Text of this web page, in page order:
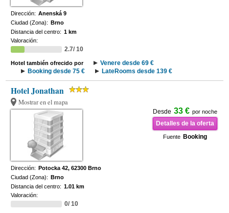
Dirección: Anenská 9
Ciudad (Zona): Brno
Distancia del centro: 1 km
Valoración:
2.7/ 10
Hotel también ofrecido por
Venere desde 69 €
Booking desde 75 €
LateRooms desde 139 €
Hotel Jonathan
Mostrar en el mapa
Desde 33 € por noche
Detalles de la oferta
Fuente Booking
Dirección: Potocka 42, 62300 Brno
Ciudad (Zona): Brno
Distancia del centro: 1.01 km
Valoración:
0/ 10